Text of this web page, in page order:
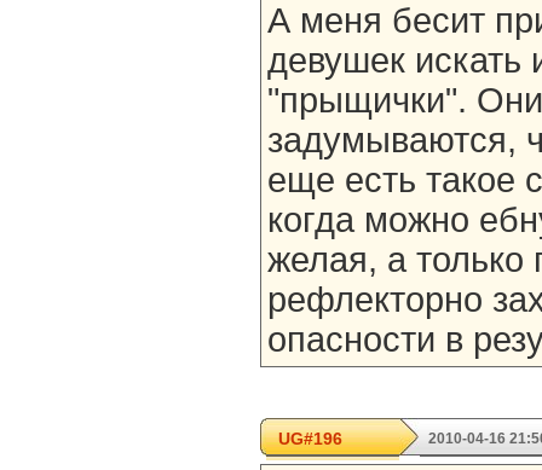
А меня бесит
девушек искать
"прыщички".
задумываются,
еще есть такое
когда можно
желая, а только
рефлекторно
опасности в
UG#196 2010-04-16